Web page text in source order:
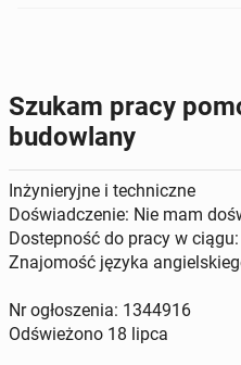
Szukam pracy
budowlany
Inżynieryjne i techniczne
Doświadczenie: Nie mam
Dostepność do pracy w
Znajomość języka
Nr ogłoszenia: 1344916
Odświeżono 18 lipca